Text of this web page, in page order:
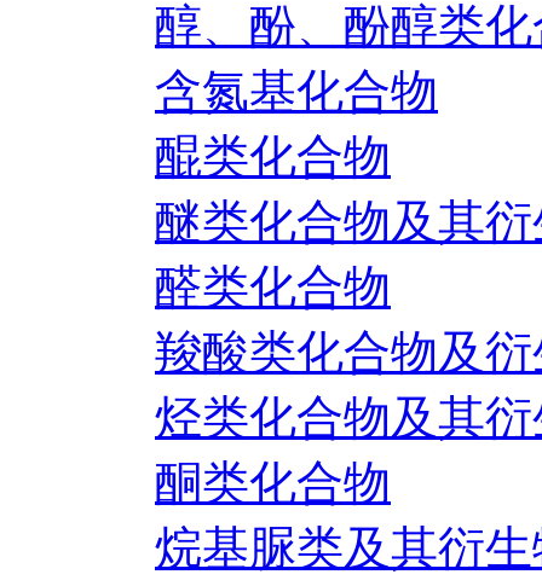
醇、酚、酚醇类
含氮基化合物
醌类化合物
醚类化合物及其
醛类化合物
羧酸类化合物及
烃类化合物及其
酮类化合物
烷基脲类及其衍